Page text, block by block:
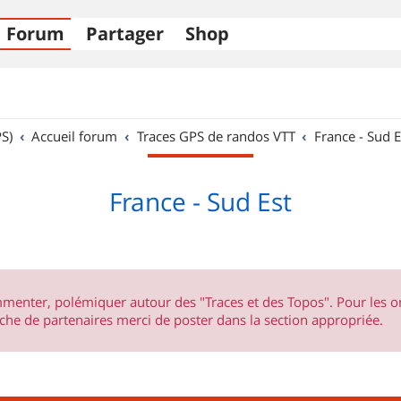
Forum Partager Shop
Accueil forum Traces GPS de randos VTT France - Sud
France - Sud Est
polémiquer autour des "Traces et des Topos". Pour les
de partenaires merci de poster dans la section appropriée.